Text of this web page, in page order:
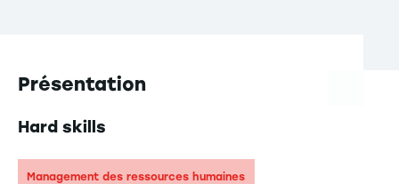
Présentation
Hard skills
Management des ressources humaines